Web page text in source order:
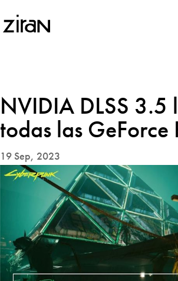
NVIDIA DLSS
todas las GeForce
19 Sep, 2023